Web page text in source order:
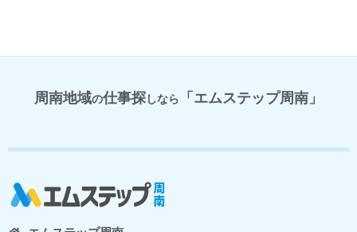
周南地域の仕事探しなら 「エムステップ周南」